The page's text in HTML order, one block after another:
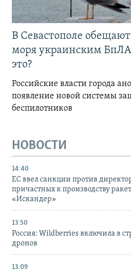
В Севастополе
моря украинским
это?
Российские власти города
появление новой системы
беспилотников
НОВОСТИ
14:40
ЕС ввел санкции против
причастных к производству
«Искандер»
13:50
Россия: Wildberries включила в
дронов
13:09